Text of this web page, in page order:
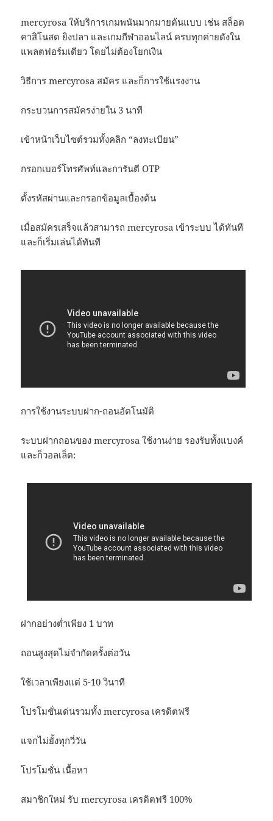
mercyrosa ให้บริการเกมพนันมากมายต้นแบบ เช่น สล็อต
คาสิโนสด ยิงปลา และเกมกีฬาออนไลน์ ครบทุกค่ายดังใน
แพลตฟอร์มเดียว โดยไม่ต้องโยกเงิน
วิธีการ mercyrosa สมัคร และก็การใช้แรงงาน
กระบวนการสมัครง่ายใน 3 นาที
เข้าหน้าเว็บไซต์รวมทั้งคลิก “ลงทะเบียน”
กรอกเบอร์โทรศัพท์และการันตี OTP
ตั้งรหัสผ่านและกรอกข้อมูลเบื้องต้น
เมื่อสมัครเสร็จแล้วสามารถ mercyrosa เข้าระบบ ได้ทันที
และก็เริ่มเล่นได้ทันที
การใช้งานระบบฝาก-ถอนอัตโนมัติ
ระบบฝากถอนของ mercyrosa ใช้งานง่าย รองรับทั้งแบงค์
และก็วอลเล็ต:
ฝากอย่างต่ำเพียง 1 บาท
ถอนสูงสุดไม่จำกัดครั้งต่อวัน
ใช้เวลาเพียงแต่ 5-10 วินาที
โปรโมชั่นเด่นรวมทั้ง mercyrosa เครดิตฟรี
แจกไม่ยั้งทุกวี่วัน
โปรโมชั่น เนื้อหา
สมาชิกใหม่ รับ mercyrosa เครดิตฟรี 100%